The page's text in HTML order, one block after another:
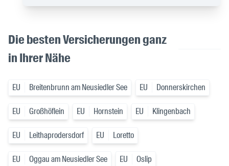
Die besten Versicherungen ganz
in Ihrer Nähe
EU Breitenbrunn am Neusiedler See EU Donnerskirchen
EU Großhöflein EU Hornstein EU Klingenbach
EU Leithaprodersdorf EU Loretto
EU Oggau am Neusiedler See EU Oslip